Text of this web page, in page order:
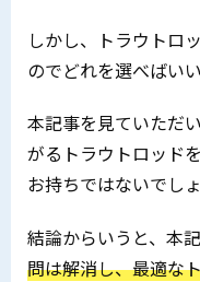
しかし、トラウトロ
のでどれを選べばい
本記事を見ていただ
がるトラウトロッド
お持ちではないでしょ
結論からいうと、本
問は解消し、最適な